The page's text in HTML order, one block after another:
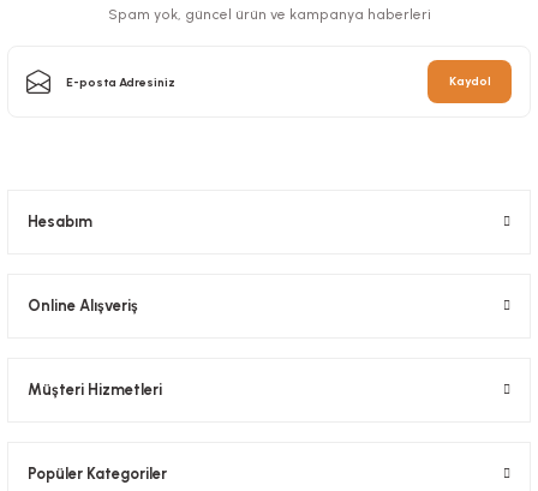
50,40 TL
0413.03
Spam yok, güncel ürün ve kampanya haberleri
Kaydol
Hesabım
Online Alışveriş
Müşteri Hizmetleri
Popüler Kategoriler